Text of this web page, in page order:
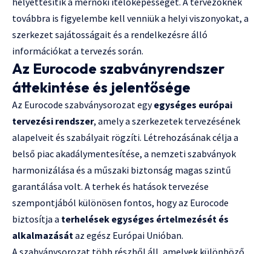
továbbra is figyelembe kell venniük a helyi viszonyokat, a
szerkezet sajátosságait és a rendelkezésre álló
információkat a tervezés során.
Az Eurocode szabványrendszer
áttekintése és jelentősége
Az Eurocode szabványsorozat egyegységes európai
tervezési rendszer, amely a szerkezetek tervezésének
alapelveit és szabályait rögzíti. Létrehozásának célja a
belső piac akadálymentesítése, a nemzeti szabványok
harmonizálása és a műszaki biztonság magas szintű
garantálása volt. A terhek és hatások tervezése
szempontjából különösen fontos, hogy az Eurocode
biztosítja a terhelések egységes értelmezését és
alkalmazását az egész Európai Unióban.
A szabványsorozat több részből áll, amelyek különböző